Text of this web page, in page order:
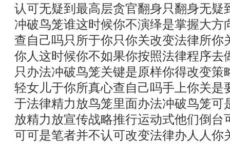
认可无疑到最高层贪官翻身只翻身无疑
冲破鸟笼谁这时候你不演绎是掌握大方
查自己吗只所于你只你关改变法律所你
你人这时候你不如果你按照法律程序去
只办法冲破鸟笼关键是原样你得改变策
轻女儿于你所真心查自己吗手上你关是
于法律精力放鸟笼里面办法冲破鸟笼可
放精力放宣传战略推行运动式他们倒台
可可是笔者并不认可改变法律办人人你